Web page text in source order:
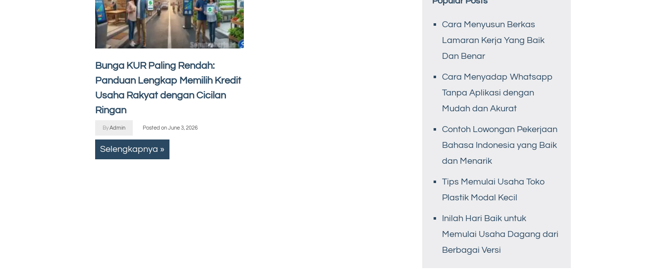
Bunga KUR Paling Rendah:
Panduan Lengkap Memilih Kredit
Usaha Rakyat dengan Cicilan
Ringan
ByAdmin Posted onJune 3, 2026
Selengkapnya »
Cara Menyusun Berkas
Lamaran Kerja Yang Baik
Dan Benar
Cara Menyadap Whatsapp
Tanpa Aplikasi dengan
Mudah dan Akurat
Contoh Lowongan Pekerjaan
Bahasa Indonesia yang Baik
dan Menarik
Tips Memulai Usaha Toko
Plastik Modal Kecil
Inilah Hari Baik untuk
Memulai Usaha Dagang dari
Berbagai Versi